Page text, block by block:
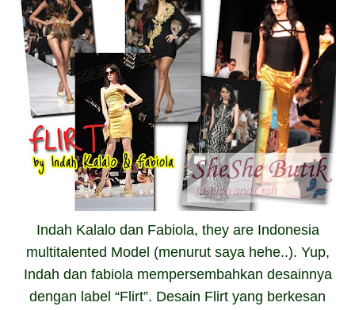
Indah Kalalo dan Fabiola, they are Indonesia
multitalented Model (menurut saya hehe..). Yup,
Indah dan fabiola mempersembahkan desainnya
dengan label “Flirt”. Desain Flirt yang berkesan